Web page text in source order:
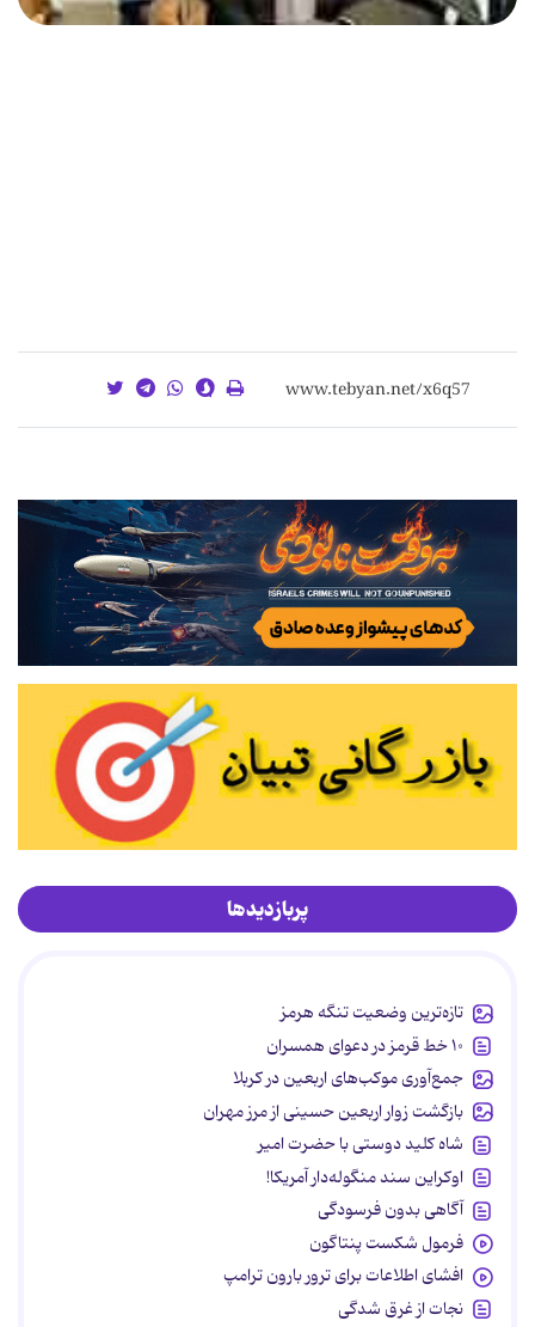
پربازدیدها
تازه‌ترین وضعیت تنگه هرمز
۱۰ خط قرمز در دعوای همسران
جمع‌آوری موکب‌های اربعین در کربلا
بازگشت زوار اربعین حسینی از مرز مهران
شاه کلید دوستی با حضرت امیر
اوکراین سند منگوله‌دار آمریکا!
آگاهی بدون فرسودگی
فرمول شکست پنتاگون
افشای اطلاعات برای ترور بارون ترامپ
نجات از غرق شدگی